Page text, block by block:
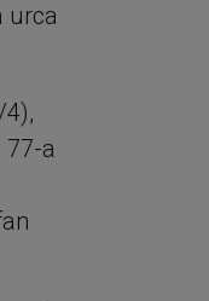
urca
a